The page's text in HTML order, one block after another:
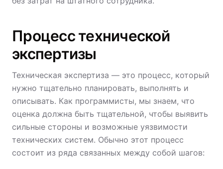
Процесс технической
экспертизы
Техническая экспертиза — это процесс, который
нужно тщательно планировать, выполнять и
описывать. Как программисты, мы знаем, что
оценка должна быть тщательной, чтобы выявить
сильные стороны и возможные уязвимости
технических систем. Обычно этот процесс
состоит из ряда связанных между собой шагов: